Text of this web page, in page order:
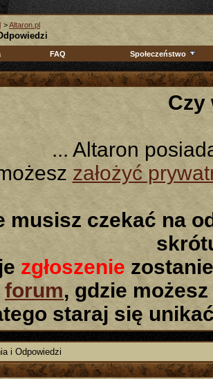
>Altaron.pl
FAQ Społeczeństwo
Czy
... Altaron
założyć
musisz czekać na
zgłoszenie
forum, gdzie
staraj się
i Odpowiedzi